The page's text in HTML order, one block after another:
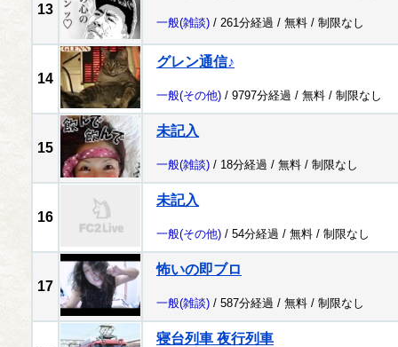
13
一般(雑談) / 261分経過 / 無料 / 制限なし
14
グレン通信♪
一般(その他) / 9797分経過 / 無料 / 制限なし
15
未記入
一般(雑談) / 18分経過 / 無料 / 制限なし
16
未記入
一般(その他) / 54分経過 / 無料 / 制限なし
17
怖いの即ブロ
一般(雑談) / 587分経過 / 無料 / 制限なし
寝台列車 夜行列車